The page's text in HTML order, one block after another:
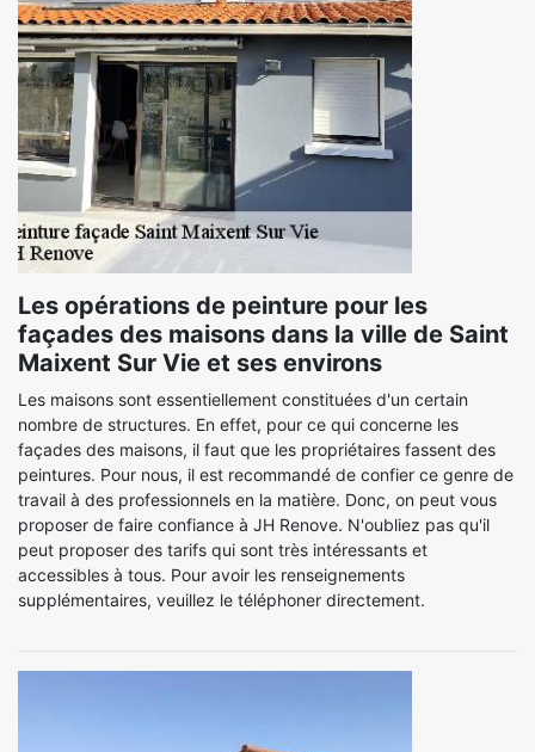
Les opérations de peinture pour les
façades des maisons dans la ville de Saint
Maixent Sur Vie et ses environs
Les maisons sont essentiellement constituées d'un certain
nombre de structures. En effet, pour ce qui concerne les
façades des maisons, il faut que les propriétaires fassent des
peintures. Pour nous, il est recommandé de confier ce genre de
travail à des professionnels en la matière. Donc, on peut vous
proposer de faire confiance à JH Renove. N'oubliez pas qu'il
peut proposer des tarifs qui sont très intéressants et
accessibles à tous. Pour avoir les renseignements
supplémentaires, veuillez le téléphoner directement.